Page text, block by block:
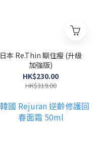
日本 Re.Thin 瞓住瘦 (升級
加強版)
HK$230.00
HK$319.00